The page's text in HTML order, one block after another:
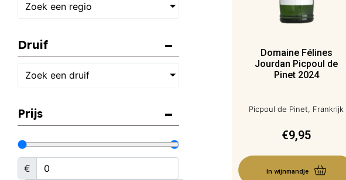
Zoek een regio
Druif
Zoek een druif
Prijs
€
Domaine Félines
Jourdan Picpoul de
Pinet 2024
Picpoul de Pinet, Frankrijk
€9,95
In wijnmandje